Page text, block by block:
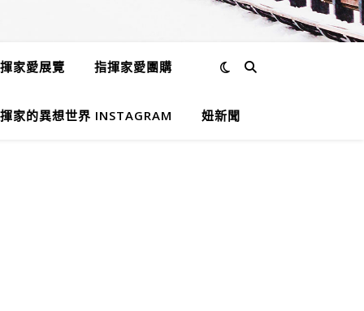
家愛展覽 指揮家愛團購
家的異想世界 INSTAGRAM 妞新聞